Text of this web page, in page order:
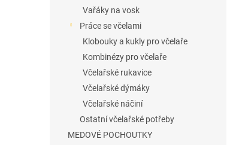
Vařáky na vosk
Práce se včelami
Klobouky a kukly pro včelaře
Kombinézy pro včelaře
Včelařské rukavice
Včelařské dýmáky
Včelařské náčiní
Ostatní včelařské potřeby
MEDOVÉ POCHOUTKY